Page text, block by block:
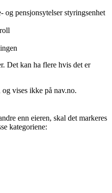
og pensjonsytelser styringsenhet
Det kan ha flere hvis det er
vises ikke på nav.no.
enn eieren, skal det markeres
kategoriene: